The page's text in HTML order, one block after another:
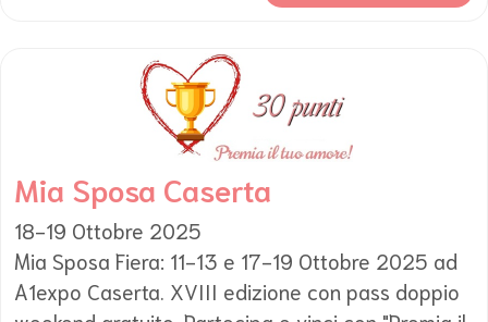
Mia Sposa Caserta
18-19 Ottobre 2025
Mia Sposa Fiera: 11-13 e 17-19 Ottobre 2025 ad
A1expo Caserta. XVIII edizione con pass doppio